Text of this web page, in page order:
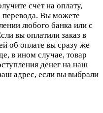
счет на оплату,
перевода. Вы можете
любого банка или с
вы оплатили заказ в
об оплате вы сразу же
в ином случае, товар
денег на наш
адрес, если вы выбрали